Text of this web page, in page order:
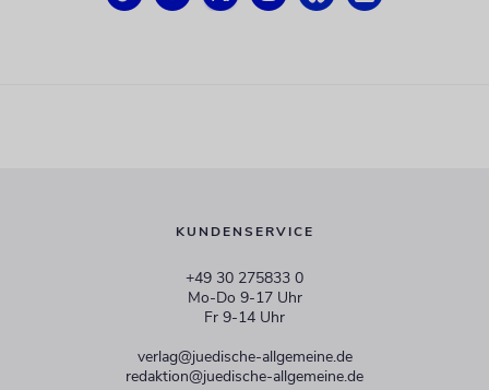
KUNDENSERVICE
+49 30 275833 0
Mo-Do 9-17 Uhr
Fr 9-14 Uhr
verlag@juedische-allgemeine.de
redaktion@juedische-allgemeine.de